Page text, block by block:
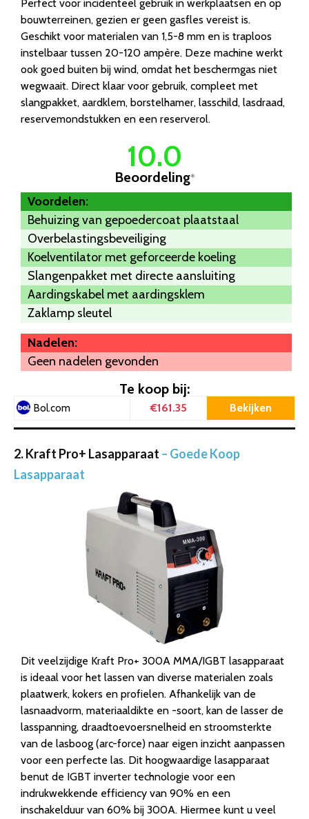
Perfect voor incidenteel gebruik in werkplaatsen en op
bouwterreinen, gezien er geen gasfles vereist is.
Geschikt voor materialen van 1,5-8 mm en is traploos
instelbaar tussen 20-120 ampère. Deze machine werkt
ook goed buiten bij wind, omdat het beschermgas niet
wegwaait. Direct klaar voor gebruik, compleet met
slangpakket, aardklem, borstelhamer, lasschild, lasdraad,
reservemondstukken en een reserverol.
10.0
Beoordeling*
Voordelen:
Behuizing van gepoedercoat plaatstaal
Overbelastingsbeveiliging
Koelventilator met geforceerde koeling
Slangenpakket met directe aansluiting
Aardingskabel met aardingsklem
Zaklamp sleutel
Nadelen:
Geen nadelen gevonden
Te koop bij:
Bol.com €161.35 Bekijken
2. Kraft Pro+ Lasapparaat – Goede Koop
Lasapparaat
Dit veelzijdige Kraft Pro+ 300A MMA/IGBT lasapparaat
is ideaal voor het lassen van diverse materialen zoals
plaatwerk, kokers en profielen. Afhankelijk van de
lasnaadvorm, materiaaldikte en -soort, kan de lasser de
lasspanning, draadtoevoersnelheid en stroomsterkte
van de lasboog (arc-force) naar eigen inzicht aanpassen
voor een perfecte las. Dit hoogwaardige lasapparaat
benut de IGBT inverter technologie voor een
indrukwekkende efficiency van 90% en een
inschakelduur van 60% bij 300A. Hiermee kunt u veel